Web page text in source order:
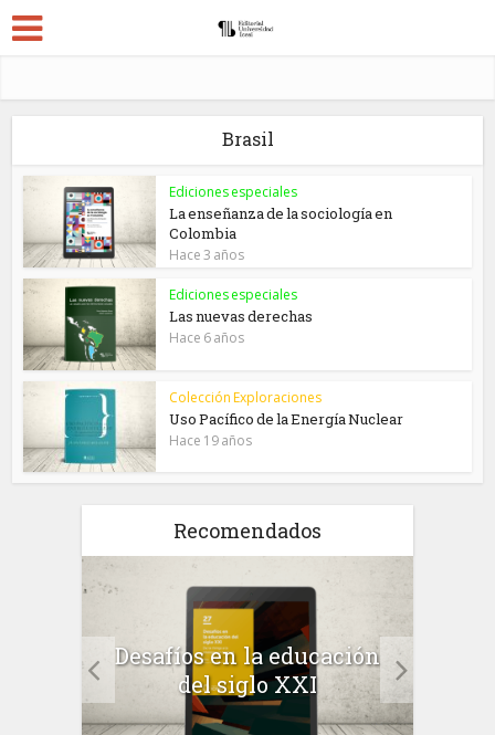
Brasil
Ediciones especiales
La enseñanza de la sociología en
Colombia
Hace 3 años
Ediciones especiales
Las nuevas derechas
Hace 6 años
Colección Exploraciones
Uso Pacífico de la Energía Nuclear
Hace 19 años
Recomendados
Desafíos en la educación
del siglo XXI